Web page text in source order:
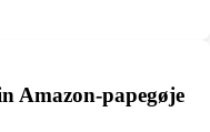
Amazon-papegøje